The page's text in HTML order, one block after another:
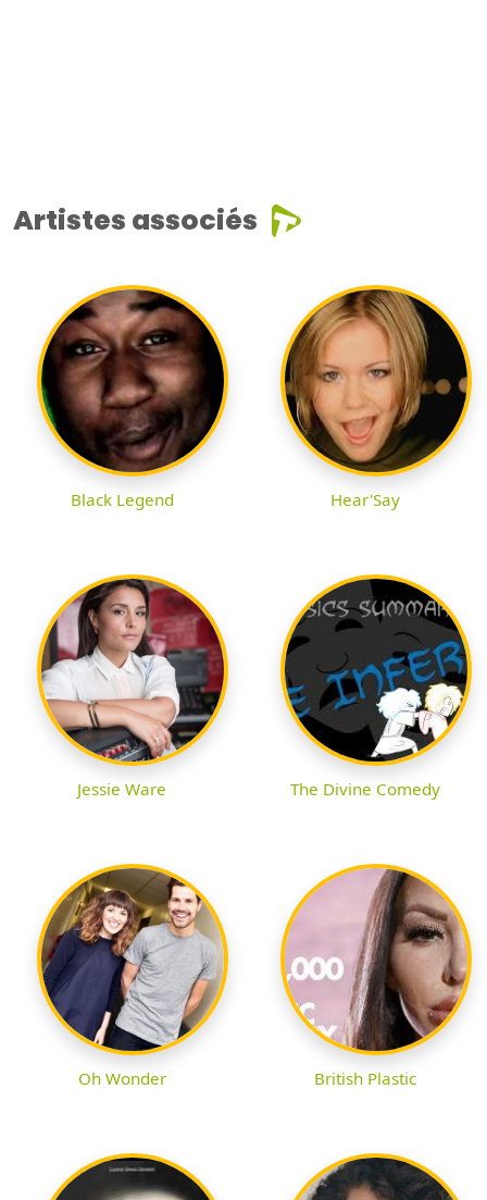
Artistes associés
Black Legend Hear'Say
Jessie Ware The Divine Comedy
Oh Wonder British Plastic